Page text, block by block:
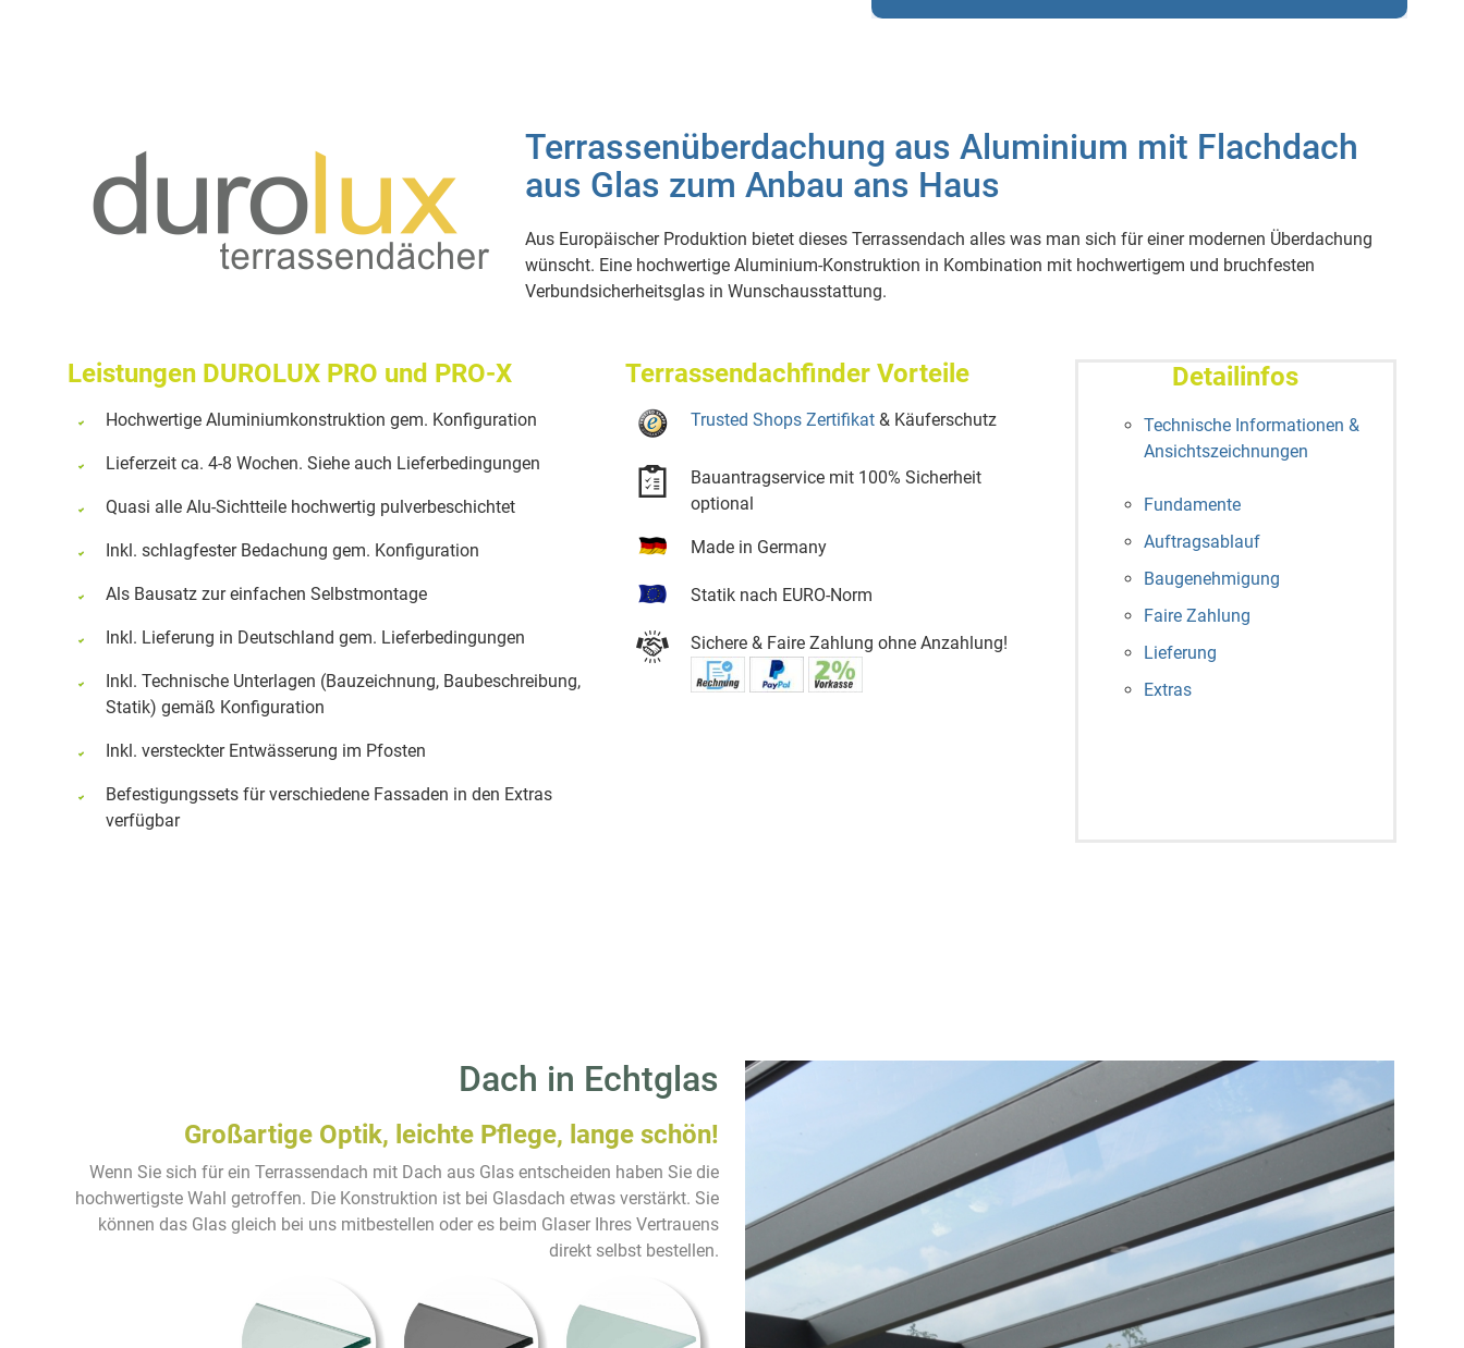
Terrassenüberdachung aus Aluminium mit Flachdach
aus Glas zum Anbau ans Haus
Aus Europäischer Produktion bietet dieses Terrassendach alles was man sich für einer modernen Überdachung
wünscht. Eine hochwertige Aluminium-Konstruktion in Kombination mit hochwertigem und bruchfesten
Verbundsicherheitsglas in Wunschausstattung.
Leistungen DUROLUX PRO und PRO-X
Hochwertige Aluminiumkonstruktion gem. Konfiguration
Lieferzeit ca. 4-8 Wochen. Siehe auch Lieferbedingungen
Quasi alle Alu-Sichtteile hochwertig pulverbeschichtet
Inkl. schlagfester Bedachung gem. Konfiguration
Als Bausatz zur einfachen Selbstmontage
Inkl. Lieferung in Deutschland gem. Lieferbedingungen
Inkl. Technische Unterlagen (Bauzeichnung, Baubeschreibung,
Statik) gemäß Konfiguration
Inkl. versteckter Entwässerung im Pfosten
Befestigungssets für verschiedene Fassaden in den Extras
verfügbar
Terrassendachfinder Vorteile
Trusted Shops Zertifikat& Käuferschutz
Bauantragservice mit 100% Sicherheit
optional
Made in Germany
Statik nach EURO-Norm
Sichere & Faire Zahlung ohne Anzahlung!
Detailinfos
Technische Informationen &
Ansichtszeichnungen
Fundamente
Auftragsablauf
Baugenehmigung
Faire Zahlung
Lieferung
Extras
Dach in Echtglas
Großartige Optik, leichte Pflege, lange schön!
Wenn Sie sich für ein Terrassendach mit Dach aus Glas entscheiden haben Sie die
hochwertigste Wahl getroffen. Die Konstruktion ist bei Glasdach etwas verstärkt. Sie
können das Glas gleich bei uns mitbestellen oder es beim Glaser Ihres Vertrauens
direkt selbst bestellen.